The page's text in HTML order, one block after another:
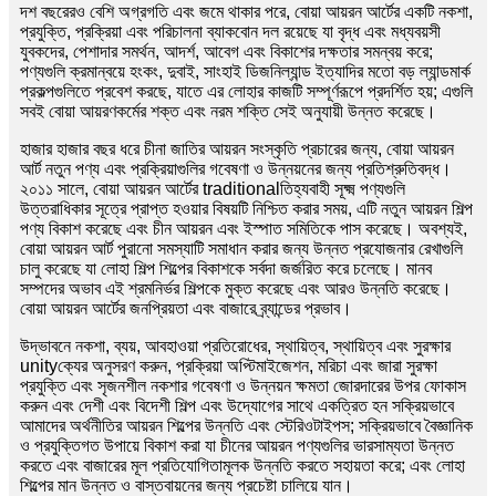
দশ বছরেরও বেশি অগ্রগতি এবং জমে থাকার পরে, বোয়া আয়রন আর্টের একটি নকশা,
প্রযুক্তি, প্রক্রিয়া এবং পরিচালনা ব্যাকবোন দল রয়েছে যা বৃদ্ধ এবং মধ্যবয়সী
যুবকদের, পেশাদার সমর্থন, আদর্শ, আবেগ এবং বিকাশের দক্ষতার সমন্বয় করে;
পণ্যগুলি ক্রমান্বয়ে হংকং, দুবাই, সাংহাই ডিজনিল্যান্ড ইত্যাদির মতো বড় ল্যান্ডমার্ক
প্রকল্পগুলিতে প্রবেশ করছে, যাতে এর লোহার কাজটি সম্পূর্ণরূপে প্রদর্শিত হয়; এগুলি
সবই বোয়া আয়রণকর্মের শক্ত এবং নরম শক্তি সেই অনুযায়ী উন্নত করেছে।
হাজার হাজার বছর ধরে চীনা জাতির আয়রন সংস্কৃতি প্রচারের জন্য, বোয়া আয়রন
আর্ট নতুন পণ্য এবং প্রক্রিয়াগুলির গবেষণা ও উন্নয়নের জন্য প্রতিশ্রুতিবদ্ধ।
২০১১ সালে, বোয়া আয়রন আর্টের traditionalতিহ্যবাহী সূক্ষ্ম পণ্যগুলি
উত্তরাধিকার সূত্রে প্রাপ্ত হওয়ার বিষয়টি নিশ্চিত করার সময়, এটি নতুন আয়রন শিল্প
পণ্য বিকাশ করেছে এবং চীন আয়রন এবং ইস্পাত সমিতিকে পাস করেছে। অবশ্যই,
বোয়া আয়রন আর্ট পুরানো সমস্যাটি সমাধান করার জন্য উন্নত প্রযোজনার রেখাগুলি
চালু করেছে যা লোহা শিল্প শিল্পের বিকাশকে সর্বদা জর্জরিত করে চলেছে। মানব
সম্পদের অভাব এই শ্রমনির্ভর শিল্পকে মুক্ত করেছে এবং আরও উন্নতি করেছে।
বোয়া আয়রন আর্টের জনপ্রিয়তা এবং বাজারে ব্র্যান্ডের প্রভাব।
উদ্ভাবনে নকশা, ব্যয়, আবহাওয়া প্রতিরোধের, স্থায়িত্ব, স্থায়িত্ব এবং সুরক্ষার
unityক্যের অনুসরণ করুন, প্রক্রিয়া অপ্টিমাইজেশন, মরিচা এবং জারা সুরক্ষা
প্রযুক্তি এবং সৃজনশীল নকশার গবেষণা ও উন্নয়ন ক্ষমতা জোরদারের উপর ফোকাস
করুন এবং দেশী এবং বিদেশী শিল্প এবং উদ্যোগের সাথে একত্রিত হন সক্রিয়ভাবে
আমাদের অর্থনীতির আয়রন শিল্পের উন্নতি এবং স্টেরিওটাইপস; সক্রিয়ভাবে বৈজ্ঞানিক
ও প্রযুক্তিগত উপায়ে বিকাশ করা যা চীনের আয়রন পণ্যগুলির ভারসাম্যতা উন্নত
করতে এবং বাজারের মূল প্রতিযোগিতামূলক উন্নতি করতে সহায়তা করে; এবং লোহা
শিল্পের মান উন্নত ও বাস্তবায়নের জন্য প্রচেষ্টা চালিয়ে যান।